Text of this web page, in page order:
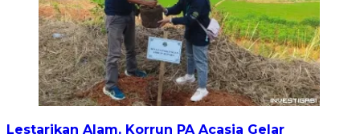
Lestarikan Alam, Korrun PA Acasia Gelar